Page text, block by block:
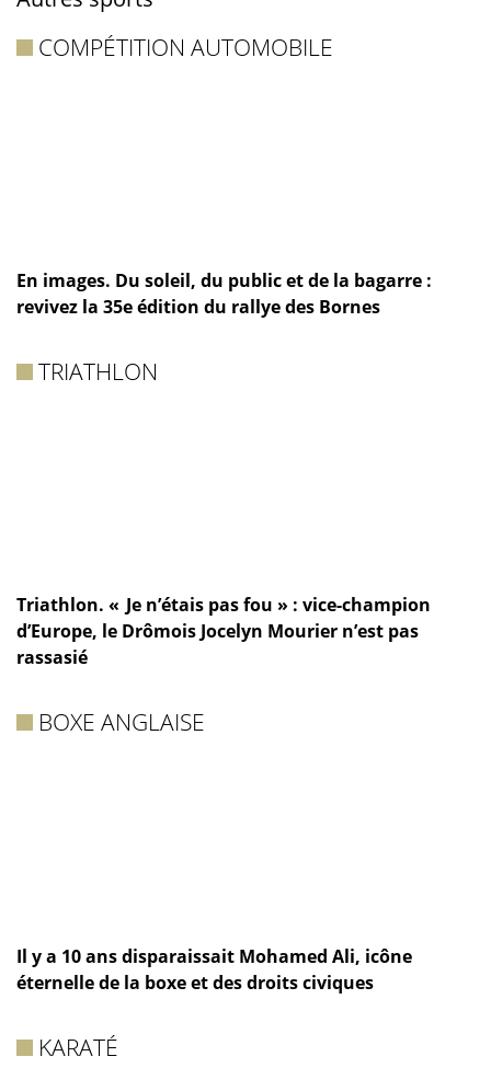
COMPÉTITION AUTOMOBILE
En images. Du soleil, du public et de la bagarre :
revivez la 35e édition du rallye des Bornes
TRIATHLON
Triathlon. « Je n’étais pas fou » : vice-champion
d’Europe, le Drômois Jocelyn Mourier n’est pas
rassasié
BOXE ANGLAISE
Il y a 10 ans disparaissait Mohamed Ali, icône
éternelle de la boxe et des droits civiques
KARATÉ